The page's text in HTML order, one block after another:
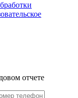
отчете